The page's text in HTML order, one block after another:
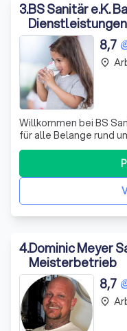
3.BS Sanitär e.K.
Dienstleistungen
8,7
Willkommen bei BS
für alle Belange rund
langjährige Erfahrung
das stets bestrebt ist,
individuellen
place
4.Dominic Meyer
Meisterbetrieb
8,7
place